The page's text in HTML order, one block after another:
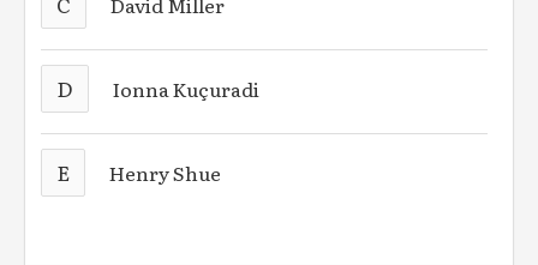
D Ionna Kuçuradi
E Henry Shue